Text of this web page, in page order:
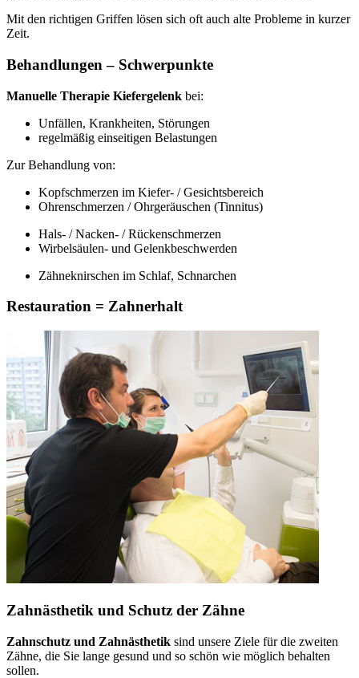
Mit den richtigen Griffen lösen sich oft auch alte Probleme in kurzer
Zeit.
Behandlungen – Schwerpunkte
Manuelle Therapie Kiefergelenk bei:
Unfällen, Krankheiten, Störungen
regelmäßig einseitigen Belastungen
Zur Behandlung von:
Kopfschmerzen im Kiefer- / Gesichtsbereich
Ohrenschmerzen / Ohrgeräuschen (Tinnitus)
Hals- / Nacken- / Rückenschmerzen
Wirbelsäulen- und Gelenkbeschwerden
Zähneknirschen im Schlaf, Schnarchen
Restauration = Zahnerhalt
Zahnästhetik und Schutz der Zähne
Zahnschutz und Zahnästhetik sind unsere Ziele für die zweiten
Zähne, die Sie lange gesund und so schön wie möglich behalten
sollen.